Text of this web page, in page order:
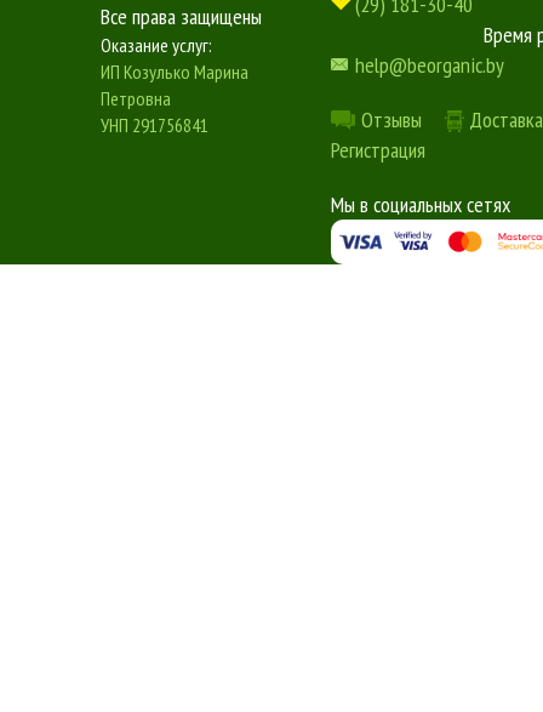
Все права защищены
Оказание услуг:
ИП Козулько Марина
Петровна
УНП 291756841
Время
help@beorganic.by
Отзывы
Регистрация
Мы в социальных сетях